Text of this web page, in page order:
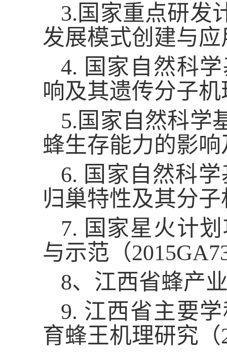
3.国家重点研
发展模式创建与应
4. 国家自然科
响及其遗传分子机
5.国家自然科
蜂生存能力的影响
6. 国家自然科
归巢特性及其分子
7. 国家星火计
与示范（
8、江西省蜂产
9. 江西省主要
育蜂王机理研究（